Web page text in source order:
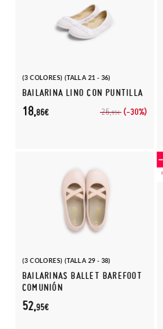
(3 COLORES) (TALLA 21 - 36)
BAILARINA LINO CON PUNTILLA
26,95€ (-30%)
18,86€
(3 COLORES) (TALLA 29 - 38)
BAILARINAS BALLET BAREFOOT
COMUNIÓN
52,95€